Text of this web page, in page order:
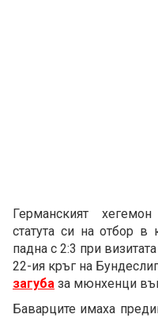
Германският
статута си на отбор
падна с 2:3 при
22-ия кръг на
загуба за мюнхенци
Баварците имаха